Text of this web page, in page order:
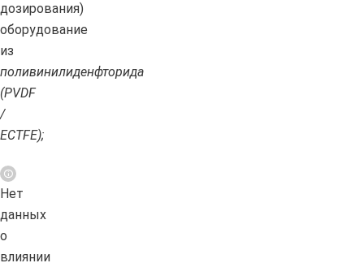
дозирования)
оборудование
из
поливинилиденфторида
(PVDF
/
ECTFE);
Нет
данных
о
влиянии